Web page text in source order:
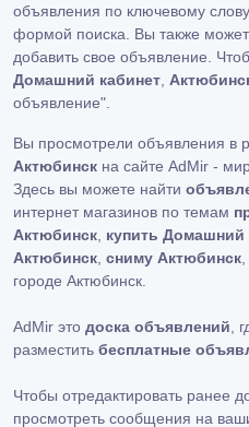
объявления по ключевому
формой поиска. Вы также
добавить свое объявление.
Домашний кабинет
объявление"
Вы просмотрели объявления в
Актюбинск на сайте AdMir -
Здесь вы можете найти
интернет магазинов по темам
Актюбинск купить Домашний
Актюбинск сниму Актюбинск
городе Актюбинск.
AdMir это доска объявлений ,
разместить бесплатные
Чтобы отредактировать ранее
просмотреть сообщения на